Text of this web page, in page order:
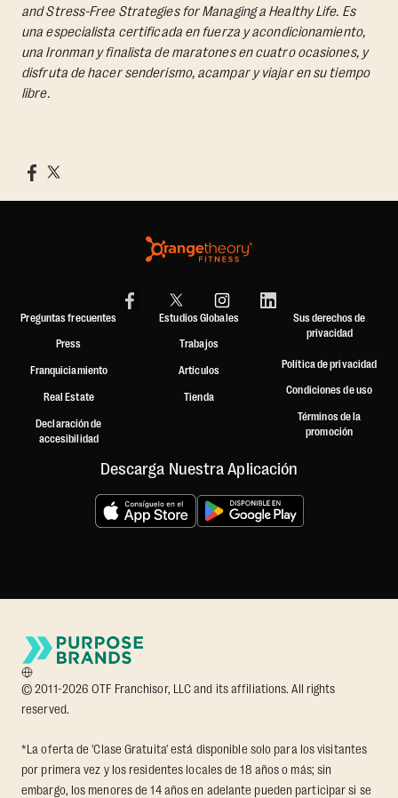
and Stress-Free Strategies for Managing a Healthy Life. Es
una especialista certificada en fuerza y acondicionamiento,
una Ironman y finalista de maratones en cuatro ocasiones, y
disfruta de hacer senderismo, acampar y viajar en su tiempo
libre.
Preguntas frecuentes
Press
Franquiciamiento
Real Estate
Declaración de
accesibilidad
Estudios Globales
Trabajos
Artículos
Tienda
Sus derechos de
privacidad
Política de privacidad
Condiciones de uso
Términos de la
promoción
Descarga Nuestra Aplicación
© 2011-2026 OTF Franchisor, LLC and its affiliations. All rights
reserved.
*La oferta de 'Clase Gratuita' está disponible solo para los visitantes
por primera vez y los residentes locales de 18 años o más; sin
embargo, los menores de 14 años en adelante pueden participar si se